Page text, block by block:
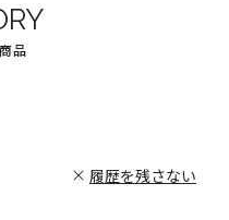
品
履歴を残さない